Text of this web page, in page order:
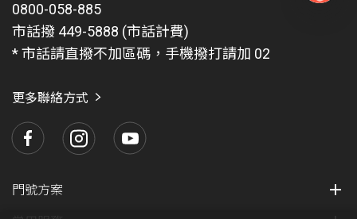
0800-058-885
市話撥 449-5888 (市話計費)
* 市話請直撥不加區碼，手機撥打請加 02
更多聯絡方式
門號方案